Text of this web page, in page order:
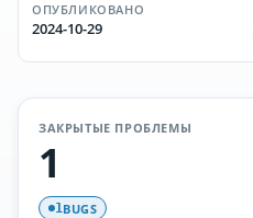
ОПУБЛИКОВАНО
2024-10-29
ЗАКРЫТЫЕ ПРОБЛЕМЫ
1
1BUGS